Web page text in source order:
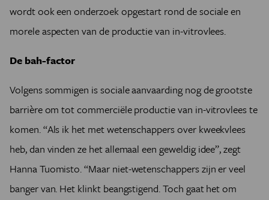
wordt ook een onderzoek opgestart rond de sociale en
morele aspecten van de productie van in-vitrovlees.
De bah-factor
Volgens sommigen is sociale aanvaarding nog de grootste
barrière om tot commerciële productie van in-vitrovlees te
komen. “Als ik het met wetenschappers over kweekvlees
heb, dan vinden ze het allemaal een geweldig idee”, zegt
Hanna Tuomisto. “Maar niet-wetenschappers zijn er veel
banger van. Het klinkt beangstigend. Toch gaat het om